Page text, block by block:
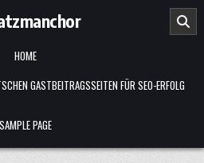
HOME
GASTBEITRAGSSEITEN FÜR SEO-ERFOLG
SAMPLE PAGE